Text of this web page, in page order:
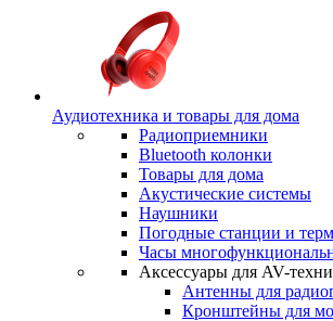
Аудиотехника и товары для дома
Радиоприемники
Bluetooth колонки
Товары для дома
Акустические системы
Наушники
Погодные станции и
Часы
Аксессуары для AV-
Антенны для
Кронштейны для